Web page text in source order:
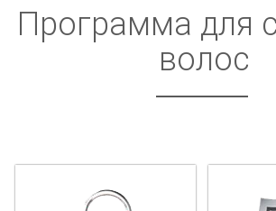
Программа для
волос